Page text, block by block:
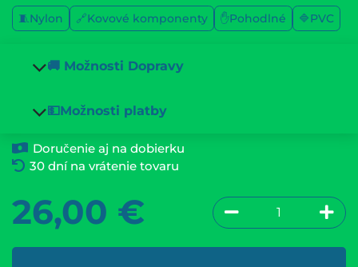
🧵Nylon 🔗Kovové komponenty ✋Pohodlné 🔷PVC
🚚 Možnosti Dopravy
💵Možnosti platby
Doručenie aj na dobierku
30 dní na vrátenie tovaru
26,00 €